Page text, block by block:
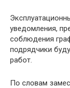
уведомления,
соблюдения
подрядчики
работ.
По словам